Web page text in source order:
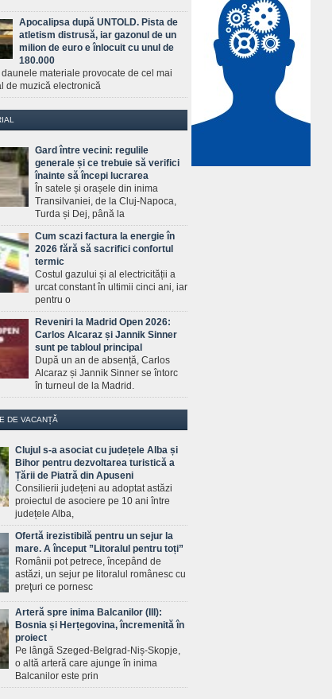
Apocalipsa după UNTOLD. Pista de
atletism distrusă, iar gazonul de un
milion de euro e înlocuit cu unul de
180.000
materiale provocate de cel mai
de muzică electronică
Gard între vecini: regulile
generale și ce trebuie să verifici
înainte să începi lucrarea
În satele și orașele din inima
Transilvaniei, de la Cluj-Napoca,
Turda și Dej, până la
Cum scazi factura la energie în
2026 fără să sacrifici confortul
termic
Costul gazului și al electricității a
urcat constant în ultimii cinci ani, iar
pentru o
Reveniri la Madrid Open 2026:
Carlos Alcaraz și Jannik Sinner
sunt pe tabloul principal
După un an de absență, Carlos
Alcaraz și Jannik Sinner se întorc
în turneul de la Madrid.
DE VACANȚĂ
Clujul s-a asociat cu județele Alba și
Bihor pentru dezvoltarea turistică a
Țării de Piatră din Apuseni
Consilierii județeni au adoptat astăzi
proiectul de asociere pe 10 ani între
județele Alba,
Ofertă irezistibilă pentru un sejur la
mare. A început ”Litoralul pentru toți”
Românii pot petrece, începând de
astăzi, un sejur pe litoralul românesc cu
preţuri ce pornesc
Arteră spre inima Balcanilor (III):
Bosnia și Herțegovina, încremenită în
proiect
Pe lângă Szeged-Belgrad-Niș-Skopje,
o altă arteră care ajunge în inima
Balcanilor este prin